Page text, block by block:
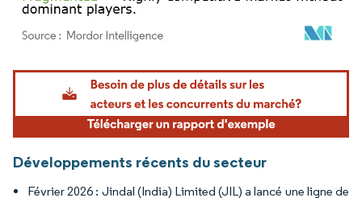
Image © Mordor Intelligence. La réutilisation nécessite une attribution sous CC BY
Développements récents du secteur
Février 2026 : Jindal (India) Limited (JIL) a lancé une ligne de